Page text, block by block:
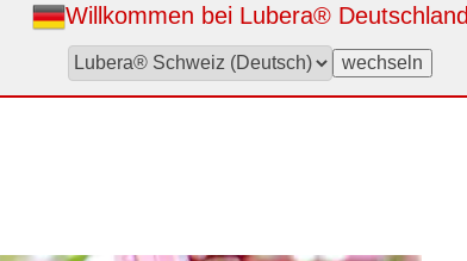
Willkommen bei Lubera® Deutschland